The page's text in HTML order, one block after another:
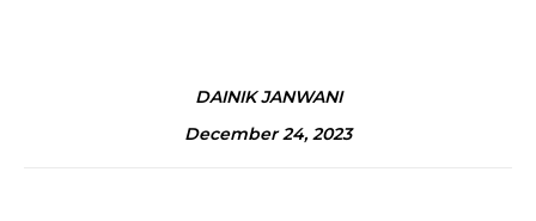
DAINIK JANWANI
December 24, 2023